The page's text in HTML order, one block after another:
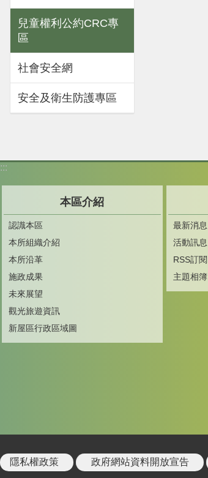
兒童權利公約CRC專
區
社會安全網
安全及衛生防護專區
:::
本區介紹
認識本區
本所組織介紹
本所沿革
施政成果
未來展望
觀光旅遊資訊
新屋區行政區域圖
最新消息
活動訊息
RSS訂閱
主題相簿
隱私權政策 政府網站資料開放宣告